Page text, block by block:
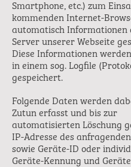
Smartphone, etc.) zum
kommenden Internet-
automatisch Informationen
Server unserer Webseite
Diese Informationen
in einem sog. Logfile
gespeichert.
Folgende Daten werden
Zutun erfasst und bis zur
automatisierten Löschung
IP-Adresse des
sowie Geräte-ID oder
Geräte-Kennung und